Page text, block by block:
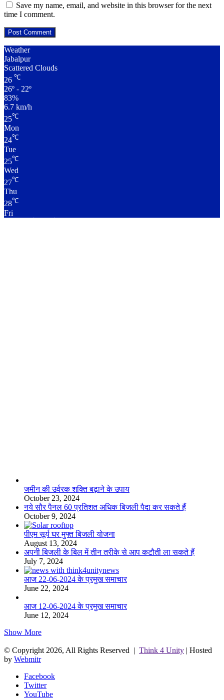
Save my name, email, and website in this browser for the next
time I comment.
Weather
Jabalpur
Scattered Clouds
26 ℃
26º - 22º
83%
6.7 km/h
25℃
Mon
24℃
Tue
25℃
Wed
27℃
Thu
28℃
Fri
जमीन की उर्वरक शक्ति बढ़ाने के उपाय
October 23, 2024
नये सौर पैनल 60 प्रतिशत अधिक बिजली पैदा कर सकते हैं
October 9, 2024
पीएम सूर्य घर मुफ्त बिजली योजना
August 13, 2024
अपनी बिजली के बिल में तीन तरीके से आप कटौती ला सकते हैं
July 7, 2024
आज 22-06-2024 के प्रमुख समाचार
June 22, 2024
आज 12-06-2024 के प्रमुख समाचार
June 12, 2024
Show More
© Copyright 2026, All Rights Reserved | Think 4 Unity | Hosted
by Webmitr
Facebook
Twitter
YouTube